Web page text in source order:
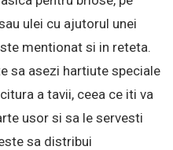
ulei cu ajutorul unei
mentionat si in reteta.
sa asezi hartiute speciale
a tavii, ceea ce iti va
usor si sa le servesti
sa distribui